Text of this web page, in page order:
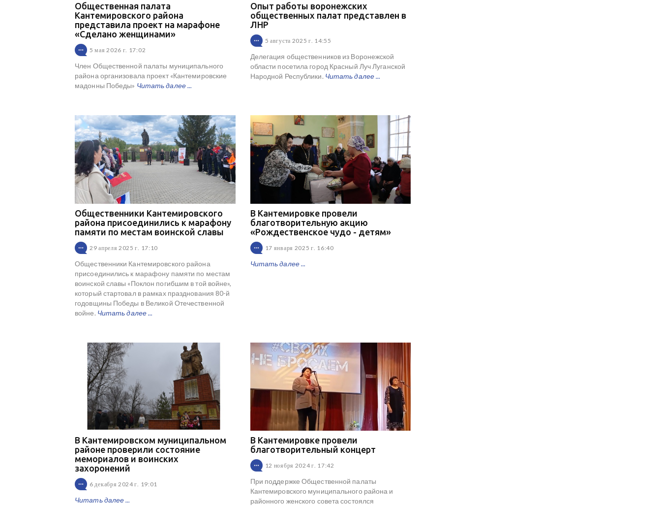
Общественная палата
Кантемировского района
представила проект на марафоне
«Сделано женщинами»
5 мая 2026 г. 17:02
Член Общественной палаты муниципального
района организовала проект «Кантемировские
мадонны Победы» Читать далее ...
Опыт работы воронежских
общественных палат представлен в
ЛНР
5 августа 2025 г. 14:55
Делегация общественников из Воронежской
области посетила город Красный Луч Луганской
Народной Республики. Читать далее ...
Общественники Кантемировского
района присоединились к марафону
памяти по местам воинской славы
29 апреля 2025 г. 17:10
Общественники Кантемировского района
присоединились к марафону памяти по местам
воинской славы «Поклон погибшим в той войне»,
который стартовал в рамках празднования 80-й
годовщины Победы в Великой Отечественной
войне. Читать далее ...
В Кантемировке провели
благотворительную акцию
«Рождественское чудо - детям»
17 января 2025 г. 16:40
Читать далее ...
В Кантемировском муниципальном
районе проверили состояние
мемориалов и воинских
захоронений
6 декабря 2024 г. 19:01
Читать далее ...
В Кантемировке провели
благотворительный концерт
12 ноября 2024 г. 17:42
При поддержке Общественной палаты
Кантемировского муниципального района и
районного женского совета состоялся